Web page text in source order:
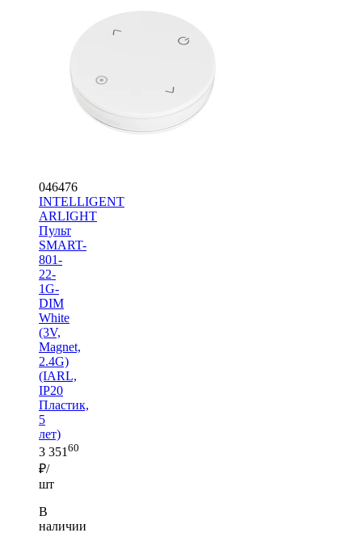
046476
INTELLIGENT
ARLIGHT
Пульт
SMART-
801-
22-
1G-
DIM
White
(3V,
Magnet,
2.4G)
(IARL,
IP20
Пластик,
5
лет)
3 351 60
₽/
шт
В
наличии